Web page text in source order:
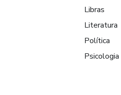
Libras
Literatura
Política
Psicologia